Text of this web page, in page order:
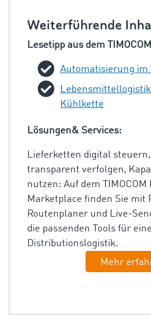
Weiterführende
Lesetipp aus dem
Automatisierung im
Kühlkette
Lösungen& Services:
Lieferketten digital
transparent verfolgen,
nutzen: Auf dem TIMOCOM
Marketplace finden Sie mit
Routenplaner und Live-
die passenden Tools für
Distributionslogistik.
Mehr